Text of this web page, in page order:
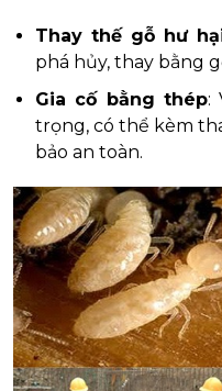
Thay thế gỗ hư
phá hủy, thay bằng
Gia cố bằng thép:
trọng, có thể kèm
bảo an toàn.